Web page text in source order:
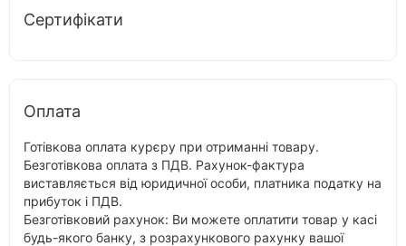
Сертифікати
Оплата
Готівкова оплата курєру при отриманні товару.
Безготівкова оплата з ПДВ. Рахунок-фактура
виставляється від юридичної особи, платника податку на
прибуток і ПДВ.
Безготівковий рахунок: Ви можете оплатити товар у касі
будь-якого банку, з розрахункового рахунку вашої